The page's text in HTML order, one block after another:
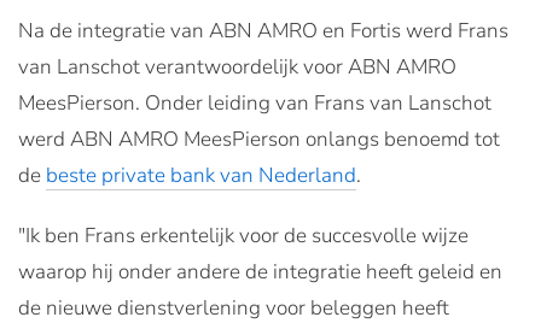
Na de integratie van ABN AMRO en Fortis werd Frans
van Lanschot verantwoordelijk voor ABN AMRO
MeesPierson. Onder leiding van Frans van Lanschot
werd ABN AMRO MeesPierson onlangs benoemd tot
de beste private bank van Nederland.
"Ik ben Frans erkentelijk voor de succesvolle wijze
waarop hij onder andere de integratie heeft geleid en
de nieuwe dienstverlening voor beleggen heeft